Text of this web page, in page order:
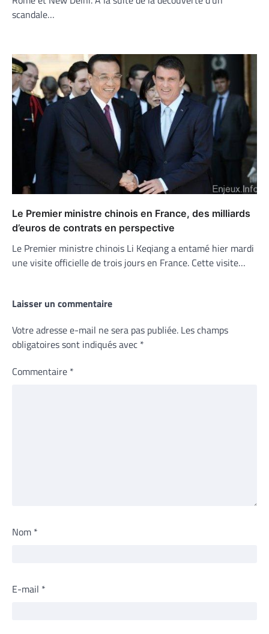
scandale…
Le Premier ministre chinois en France, des milliards
d’euros de contrats en perspective
Le Premier ministre chinois Li Keqiang a entamé hier mardi
une visite officielle de trois jours en France. Cette visite…
Laisser un commentaire
Votre adresse e-mail ne sera pas publiée. Les champs
obligatoires sont indiqués avec *
Commentaire *
Nom *
E-mail *